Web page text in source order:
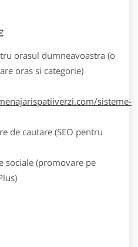
orasul dumneavoastra (o
oras si categorie)
sisteme-
de cautare (SEO pentru
sociale (promovare pe